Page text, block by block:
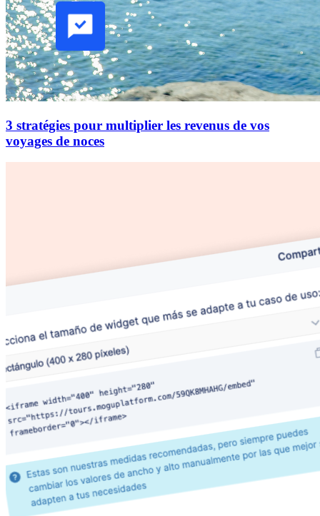
3 stratégies pour multiplier les revenus de vos
voyages de noces